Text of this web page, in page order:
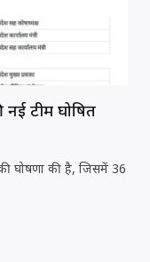
नई टीम घोषित
घोषणा की है, जिसमें 36